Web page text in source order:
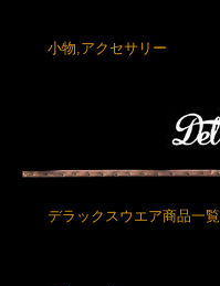
小物,アクセサリー
デラックスウエア商品一覧